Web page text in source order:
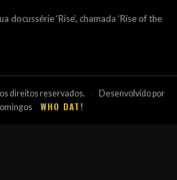
docussérie ‘Rise’, chamada ‘Rise of the
direitos reservados. · Desenvolvido por
WHO DAT!